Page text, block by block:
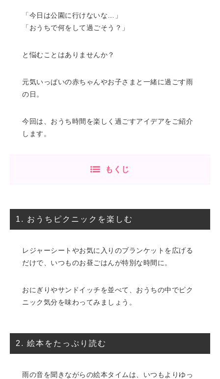
「今日は公園に行けないな…」
「おうちで何をして過ごそう？」
と悩むことはありませんか？
元気いっぱいの赤ちゃんやお子さまと一緒に過ごす雨
の日。
今回は、おうち時間を楽しく過ごすアイデアをご紹介
します。
もくじ
1. おうちピクニックを楽しむ
レジャーシートやお気に入りのブランケットを広げる
だけで、いつものお昼ごはんが特別な時間に。
おにぎりやサンドイッチを並べて、おうちの中でピク
ニック気分を味わってみましょう。
2. 絵本をたっぷり読む
雨の音を聞きながらの絵本タイムは、いつもよりゆっ